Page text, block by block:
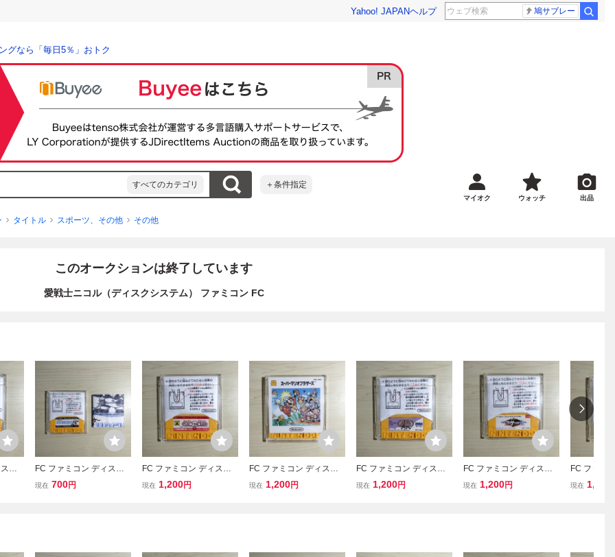
Yahoo! JAPANヘルプ 鳩サブレー
グなら「毎日5％」おトク
すべてのカテゴリ ＋条件指定
マイオク ウォッチ 出品
タイトル スポーツ、その他 その他
このオークションは終了しています
愛戦士ニコル（ディスクシステム） ファミコン FC
ク
FC ファミコン ディスク
システム ディスクカード
現在 700円
FC ファミコン ディスク
システム ディスクカード
現在 1,200円
FC ファミコン ディスク
システム ディスクカード
現在 1,200円
FC ファミコン ディスク
システム ディスクカード
現在 1,200円
FC ファミコン ディスク
システム ディスクカード
現在 1,200円
FC ファミ
システム
現在 1,200